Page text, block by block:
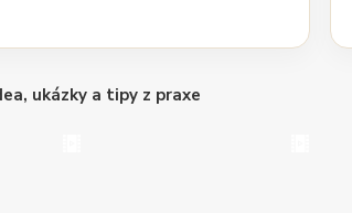
ukázky a tipy z praxe